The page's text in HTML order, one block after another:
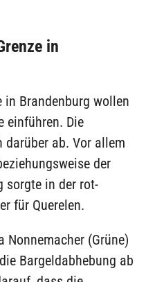
in
in Brandenburg wollen
einführen. Die
ab. Vor allem
der
sorgte in der rot-
für Querelen.
Nonnemacher (Grüne)
Bargeldabhebung ab